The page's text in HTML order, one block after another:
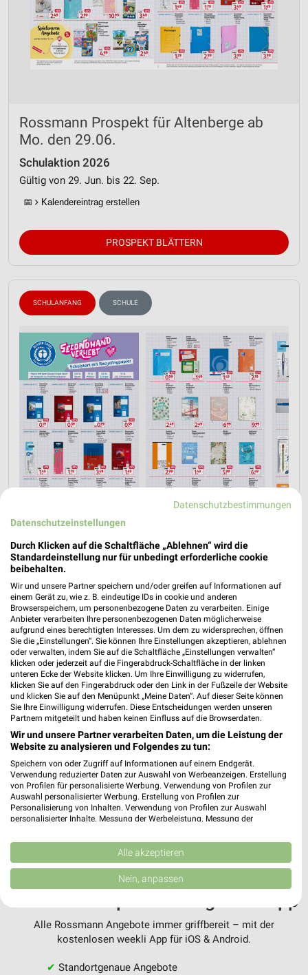
Rossmann Prospekt für Altenberge ab
Mo. den 29.06.
Schulaktion 2026
Gültig von 29. Jun. bis 22. Sep.
📅 Kalendereintrag erstellen
PROSPEKT BLÄTTERN
SCHULANFANG SCHULE
Jetzt alle "Schulanfang" Themen entdecken!
Angebote-Kalender für Rossmann in
Altenberge und Umgebung
Aug.
03Mo 04Di 05Mi 06 Do 07Fr 08
Rossmann - Angebote ab 03.08.
MEHR PROSPEKTE
weekli - Prospekte & Angebote App
Alle Rossmann Angebote immer griffbereit – mit der
kostenlosen weekli App für iOS & Android.
✔ Standortgenaue Angebote
Datenschutzbestimmungen
Datenschutzeinstellungen
Durch Klicken auf die Schaltfläche „Ablehnen“ wird die
Standardeinstellung nur für unbedingt erforderliche cookie
beibehalten.
Wir und unsere Partner speichern und/oder greifen auf Informationen auf
einem Gerät zu, wie z. B. eindeutige IDs in cookie und anderen
Browserspeichern, um personenbezogene Daten zu verarbeiten. Einige
Anbieter verarbeiten Ihre personenbezogenen Daten möglicherweise
aufgrund eines berechtigten Interesses. Um dem zu widersprechen, öffnen
Sie die „Einstellungen“. Sie können Ihre Einstellungen akzeptieren, ablehnen
oder verwalten, indem Sie auf die Schaltfläche „Einstellungen verwalten“
klicken oder jederzeit auf die Fingerabdruck-Schaltfläche in der linken
unteren Ecke der Website klicken. Um Ihre Einwilligung zu widerrufen,
klicken Sie auf den Fingerabdruck oder den Link in der Fußzeile der Website
und klicken Sie auf den Menüpunkt „Meine Daten“. Auf dieser Seite können
Sie Ihre Einwilligung widerrufen. Diese Entscheidungen werden unseren
Partnern mitgeteilt und haben keinen Einfluss auf die Browserdaten.
Wir und unsere Partner verarbeiten Daten, um die Leistung der
Website zu analysieren und Folgendes zu tun:
Speichern von oder Zugriff auf Informationen auf einem Endgerät.
Verwendung reduzierter Daten zur Auswahl von Werbeanzeigen. Erstellung
von Profilen für personalisierte Werbung. Verwendung von Profilen zur
Auswahl personalisierter Werbung. Erstellung von Profilen zur
Personalisierung von Inhalten. Verwendung von Profilen zur Auswahl
personalisierter Inhalte. Messung der Werbeleistung. Messung der
Kombinationen von Daten aus verschiedenen Quellen. Entwicklung und
Verbesserung der Angebote. Verwendung reduzierter Daten zur Auswahl
von Inhalten.
Daten können außerhalb der Europäischen Union weitergegeben und in die
Website/App.
Partnerliste anzeigen (1 IAB-Anbieter)
Wir nutzen Ihre Daten für folgende Zwecke:
IAB-Verarbeitungszwecke:
Alle akzeptieren
Nein, anpassen